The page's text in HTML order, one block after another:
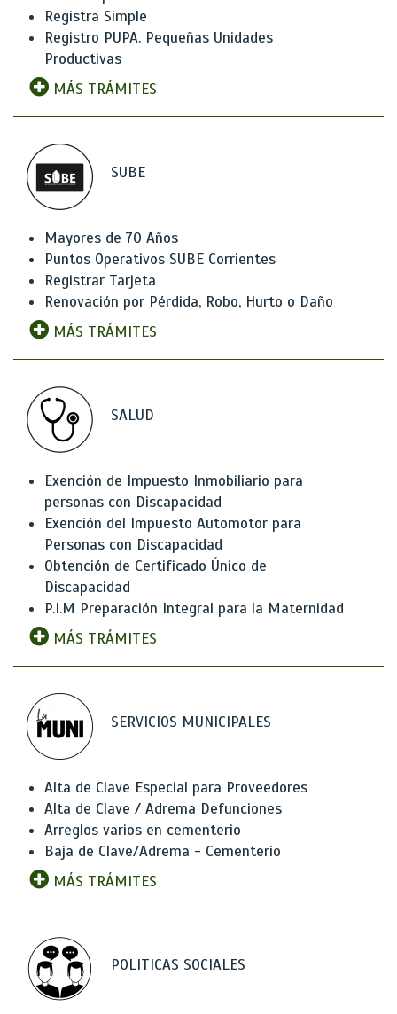
Registra Simple
Registro PUPA. Pequeñas Unidades
Productivas
MÁS TRÁMITES
SUBE
Mayores de 70 Años
Puntos Operativos SUBE Corrientes
Registrar Tarjeta
Renovación por Pérdida, Robo, Hurto o Daño
MÁS TRÁMITES
SALUD
Exención de Impuesto Inmobiliario para
personas con Discapacidad
Exención del Impuesto Automotor para
Personas con Discapacidad
Obtención de Certificado Único de
Discapacidad
P.I.M Preparación Integral para la Maternidad
MÁS TRÁMITES
SERVICIOS MUNICIPALES
Alta de Clave Especial para Proveedores
Alta de Clave / Adrema Defunciones
Arreglos varios en cementerio
Baja de Clave/Adrema - Cementerio
MÁS TRÁMITES
POLITICAS SOCIALES